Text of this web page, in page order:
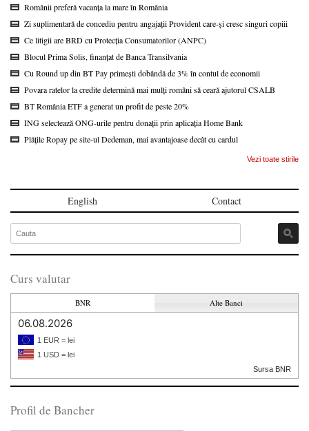
Românii preferă vacanța la mare în România
Zi suplimentară de concediu pentru angajații Provident care-și cresc singuri copiii
Ce litigii are BRD cu Protecția Consumatorilor (ANPC)
Blocul Prima Solis, finanțat de Banca Transilvania
Cu Round up din BT Pay primești dobândă de 3% în contul de economii
Povara ratelor la credite determină mai mulți români să ceară ajutorul CSALB
BT România ETF a generat un profit de peste 20%
ING selectează ONG-urile pentru donații prin aplicația Home Bank
Plățile Ropay pe site-ul Dedeman, mai avantajoase decât cu cardul
Vezi toate stirile
English Contact
Curs valutar
BNR Alte Banci
06.08.2026
1 EUR = lei
1 USD = lei
Sursa BNR
Profil de Bancher